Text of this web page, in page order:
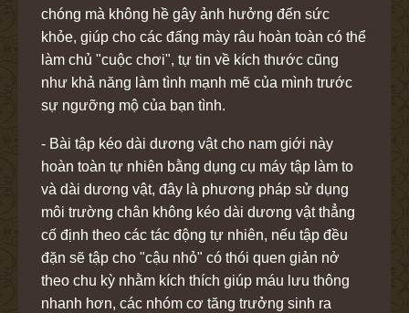
chóng mà không hề gây ảnh hưởng đến sức
khỏe, giúp cho các đấng mày râu hoàn toàn có thể
làm chủ "cuộc chơi", tự tin về kích thước cũng
như khả năng làm tình mạnh mẽ của mình trước
sự ngưỡng mộ của bạn tình.
- Bài tập kéo dài dương vật cho nam giới này
hoàn toàn tự nhiên bằng dụng cụ máy tập làm to
và dài dương vật, đây là phương pháp sử dụng
môi trường chân không kéo dài dương vật thẳng
cố định theo các tác động tự nhiên, nếu tập đều
đặn sẽ tập cho "cậu nhỏ" có thói quen giản nở
theo chu kỳ nhằm kích thích giúp máu lưu thông
nhanh hơn, các nhóm cơ tăng trưởng sinh ra